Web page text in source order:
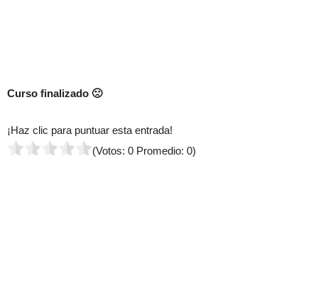
Curso finalizado 🙁
¡Haz clic para puntuar esta entrada!
(Votos: 0 Promedio: 0)